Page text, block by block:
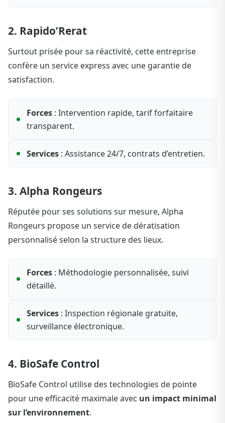
2. Rapido’Rerat
Surtout prisée pour sa réactivité, cette entreprise
confère un service express avec une garantie de
satisfaction.
Forces : Intervention rapide, tarif forfaitaire
transparent.
Services : Assistance 24/7, contrats d’entretien.
3. Alpha Rongeurs
Réputée pour ses solutions sur mesure, Alpha
Rongeurs propose un service de dératisation
personnalisé selon la structure des lieux.
Forces : Méthodologie personnalisée, suivi
détaillé.
Services : Inspection régionale gratuite,
surveillance électronique.
4. BioSafe Control
BioSafe Control utilise des technologies de pointe
pour une efficacité maximale avec un impact minimal
sur l’environnement.